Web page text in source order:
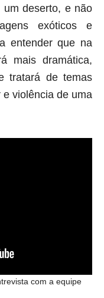
um deserto, e não
exóticos e
entender que na
mais dramática,
tratará de temas
violência de uma
com a equipe